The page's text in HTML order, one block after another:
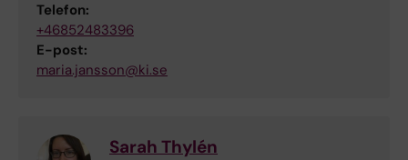
Telefon:
+46852483396
E-post:
maria.jansson@ki.se
Sarah Thylén